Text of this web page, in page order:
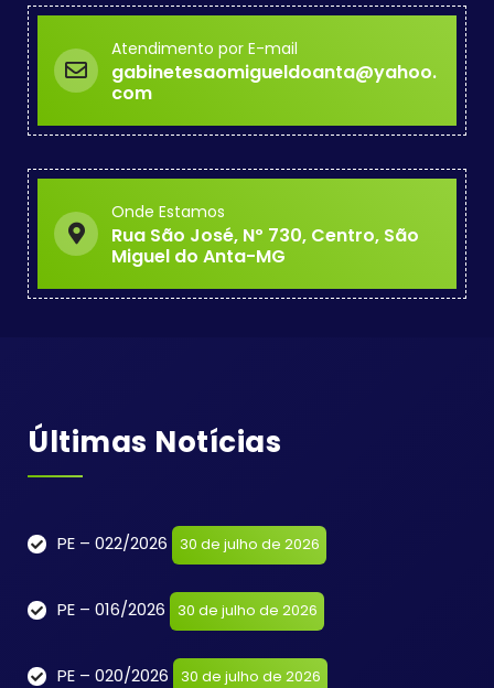
Atendimento por E-mail
gabinetesaomigueldoanta@yahoo.
com
Onde Estamos
Rua São José, Nº 730, Centro, São
Miguel do Anta-MG
Últimas Notícias
PE – 022/2026 30 de julho de 2026
PE – 016/2026 30 de julho de 2026
PE – 020/2026 30 de julho de 2026